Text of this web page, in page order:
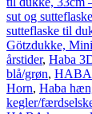
sut og
sutteflaske til
Götzdukke,
årstider, Haba
blå/grøn, HABA
Horn, Haba
kegler/